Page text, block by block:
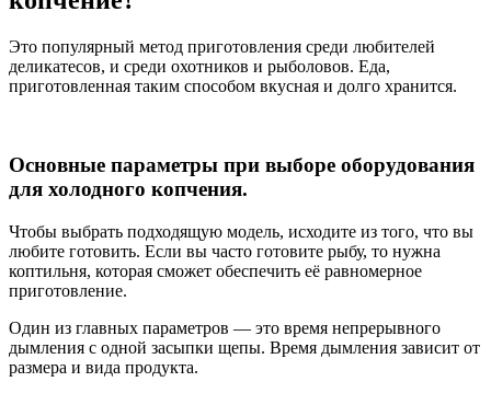
Это популярный метод приготовления среди любителей
деликатесов, и среди охотников и рыболовов. Еда,
приготовленная таким способом вкусная и долго хранится.
Основные параметры при выборе оборудования
для холодного копчения.
Чтобы выбрать подходящую модель, исходите из того, что вы
любите готовить. Если вы часто готовите рыбу, то нужна
коптильня, которая сможет обеспечить её равномерное
приготовление.
Один из главных параметров — это время непрерывного
дымления с одной засыпки щепы. Время дымления зависит от
размера и вида продукта.